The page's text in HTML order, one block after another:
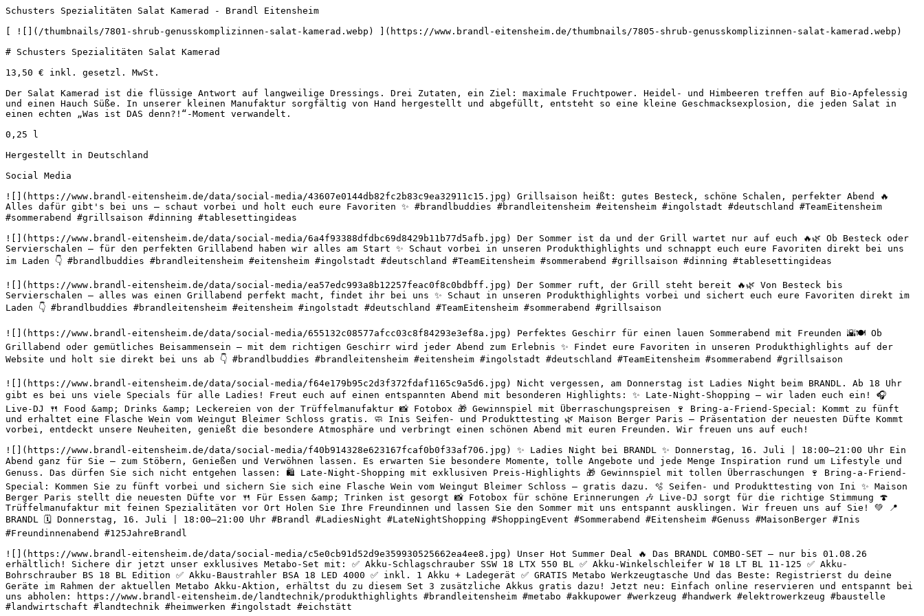
Schusters Spezialitäten Salat Kamerad - Brandl Eitensheim
[ ![](/thumbnails/7801-shrub-genusskomplizinnen-salat-kamerad.webp) ](https://www.brandl-eitensheim.de/thumbnails/7805-shrub-genusskomplizinnen-salat-kamerad.webp)
# Schusters Spezialitäten Salat Kamerad
13,50 € inkl. gesetzl. MwSt.
Der Salat Kamerad ist die flüssige Antwort auf langweilige Dressings. Drei Zutaten, ein Ziel: maximale Fruchtpower. Heidel- und Himbeeren treffen auf Bio-Apfelessig
und einen Hauch Süße. In unserer kleinen Manufaktur sorgfältig von Hand hergestellt und abgefüllt, entsteht so eine kleine Geschmacksexplosion, die jeden Salat in
einen echten „Was ist DAS denn?!“-Moment verwandelt.
0,25 l
Hergestellt in Deutschland
Social Media
![](https://www.brandl-eitensheim.de/data/social-media/43607e0144db82fc2b83c9ea32911c15.jpg) Grillsaison heißt: gutes Besteck, schöne Schalen, perfekter Abend 🔥
Alles dafür gibt's bei uns – schaut vorbei und holt euch eure Favoriten ✨ #brandlbuddies #brandleitensheim #eitensheim #ingolstadt #deutschland #TeamEitensheim
#sommerabend #grillsaison #dinning #tablesettingideas
![](https://www.brandl-eitensheim.de/data/social-media/6a4f93388dfdbc69d8429b11b77d5afb.jpg) Der Sommer ist da und der Grill wartet nur auf euch 🔥🌿 Ob Besteck oder
Servierschalen – für den perfekten Grillabend haben wir alles am Start ✨ Schaut vorbei in unseren Produkthighlights und schnappt euch eure Favoriten direkt bei uns
im Laden 👇 #brandlbuddies #brandleitensheim #eitensheim #ingolstadt #deutschland #TeamEitensheim #sommerabend #grillsaison #dinning #tablesettingideas
![](https://www.brandl-eitensheim.de/data/social-media/ea57edc993a8b12257feac0f8c0bdbff.jpg) Der Sommer ruft, der Grill steht bereit 🔥🌿 Von Besteck bis
Servierschalen – alles was einen Grillabend perfekt macht, findet ihr bei uns ✨ Schaut in unseren Produkthighlights vorbei und sichert euch eure Favoriten direkt im
Laden 👇 #brandlbuddies #brandleitensheim #eitensheim #ingolstadt #deutschland #TeamEitensheim #sommerabend #grillsaison
![](https://www.brandl-eitensheim.de/data/social-media/655132c08577afcc03c8f84293e3ef8a.jpg) Perfektes Geschirr für einen lauen Sommerabend mit Freunden 🌇🍽️ Ob
Grillabend oder gemütliches Beisammensein – mit dem richtigen Geschirr wird jeder Abend zum Erlebnis ✨ Findet eure Favoriten in unseren Produkthighlights auf der
Website und holt sie direkt bei uns ab 👇 #brandlbuddies #brandleitensheim #eitensheim #ingolstadt #deutschland #TeamEitensheim #sommerabend #grillsaison
![](https://www.brandl-eitensheim.de/data/social-media/f64e179b95c2d3f372fdaf1165c9a5d6.jpg) Nicht vergessen, am Donnerstag ist Ladies Night beim BRANDL. Ab 18 Uhr
gibt es bei uns viele Specials für alle Ladies! Freut euch auf einen entspannten Abend mit besonderen Highlights: ✨ Late-Night-Shopping – wir laden euch ein! 🎧
Live-DJ 🍴 Food &amp; Drinks &amp; Leckereien von der Trüffelmanufaktur 📸 Fotobox 🎁 Gewinnspiel mit Überraschungspreisen 🍷 Bring-a-Friend-Special: Kommt zu fünft
und erhaltet eine Flasche Wein vom Weingut Bleimer Schloss gratis. 🧼 Inis Seifen- und Produkttesting 🌿 Maison Berger Paris – Präsentation der neuesten Düfte Kommt
vorbei, entdeckt unsere Neuheiten, genießt die besondere Atmosphäre und verbringt einen schönen Abend mit euren Freunden. Wir freuen uns auf euch!
![](https://www.brandl-eitensheim.de/data/social-media/f40b914328e623167fcaf0b0f33af706.jpg) ✨ Ladies Night bei BRANDL ✨ Donnerstag, 16. Juli | 18:00–21:00 Uhr Ein
Abend ganz für Sie – zum Stöbern, Genießen und Verwöhnen lassen. Es erwarten Sie besondere Momente, tolle Angebote und jede Menge Inspiration rund um Lifestyle und
Genuss. Das dürfen Sie sich nicht entgehen lassen: 🛍️ Late-Night-Shopping mit exklusiven Preis-Highlights 🎁 Gewinnspiel mit tollen Überraschungen 🍷 Bring-a-Friend-
Special: Kommen Sie zu fünft vorbei und sichern Sie sich eine Flasche Wein vom Weingut Bleimer Schloss – gratis dazu. 🫧 Seifen- und Produkttesting von Ini ✨ Maison
Berger Paris stellt die neuesten Düfte vor 🍴 Für Essen &amp; Trinken ist gesorgt 📸 Fotobox für schöne Erinnerungen 🎶 Live-DJ sorgt für die richtige Stimmung 🍄
Trüffelmanufaktur mit feinen Spezialitäten vor Ort Holen Sie Ihre Freundinnen und lassen Sie den Sommer mit uns entspannt ausklingen. Wir freuen uns auf Sie! 💚 📍
BRANDL 🗓️ Donnerstag, 16. Juli | 18:00–21:00 Uhr #Brandl #LadiesNight #LateNightShopping #ShoppingEvent #Sommerabend #Eitensheim #Genuss #MaisonBerger #Inis
#Freundinnenabend #125JahreBrandl
![](https://www.brandl-eitensheim.de/data/social-media/c5e0cb91d52d9e359930525662ea4ee8.jpg) Unser Hot Summer Deal 🔥 Das BRANDL COMBO-SET – nur bis 01.08.26
erhältlich! Sichere dir jetzt unser exklusives Metabo-Set mit: ✅ Akku-Schlagschrauber SSW 18 LTX 550 BL ✅ Akku-Winkelschleifer W 18 LT BL 11-125 ✅ Akku-
Bohrschrauber BS 18 BL Edition ✅ Akku-Baustrahler BSA 18 LED 4000 ✅ inkl. 1 Akku + Ladegerät ✅ GRATIS Metabo Werkzeugtasche Und das Beste: Registrierst du deine
Geräte im Rahmen der aktuellen Metabo Akku-Aktion, erhältst du zu diesem Set 3 zusätzliche Akkus gratis dazu! Jetzt neu: Einfach online reservieren und entspannt bei
uns abholen: https://www.brandl-eitensheim.de/landtechnik/produkthighlights #brandleitensheim #metabo #akkupower #werkzeug #handwerk #elektrowerkzeug #baustelle
#landwirtschaft #landtechnik #heimwerken #ingolstadt #eichstätt